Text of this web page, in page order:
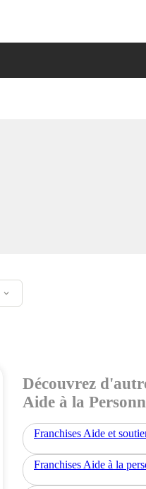
Découvrez
Aide à la
Franchises Aide et
Franchises Aide à la